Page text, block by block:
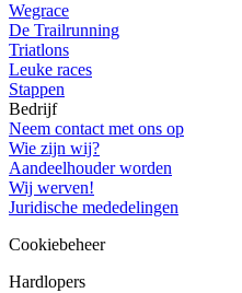
Wegrace
De Trailrunning
Triatlons
Leuke races
Stappen
Bedrijf
Neem contact met ons op
Wie zijn wij?
Aandeelhouder worden
Wij werven!
Juridische mededelingen
Cookiebeheer
Hardlopers